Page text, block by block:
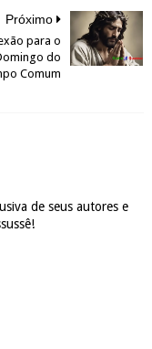
Próximo
para o
do
Comum
de seus autores e